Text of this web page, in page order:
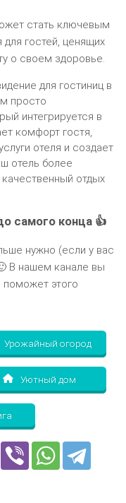
стать ключевым
гостей, ценящих
о своем здоровье.
для гостиниц в
просто
интегрируется в
комфорт гостя,
отеля и создает
отель более
отдых
самого конца 👍
нужно (если у вас
В нашем канале вы
этого
Урожайный огород
Уютный дом